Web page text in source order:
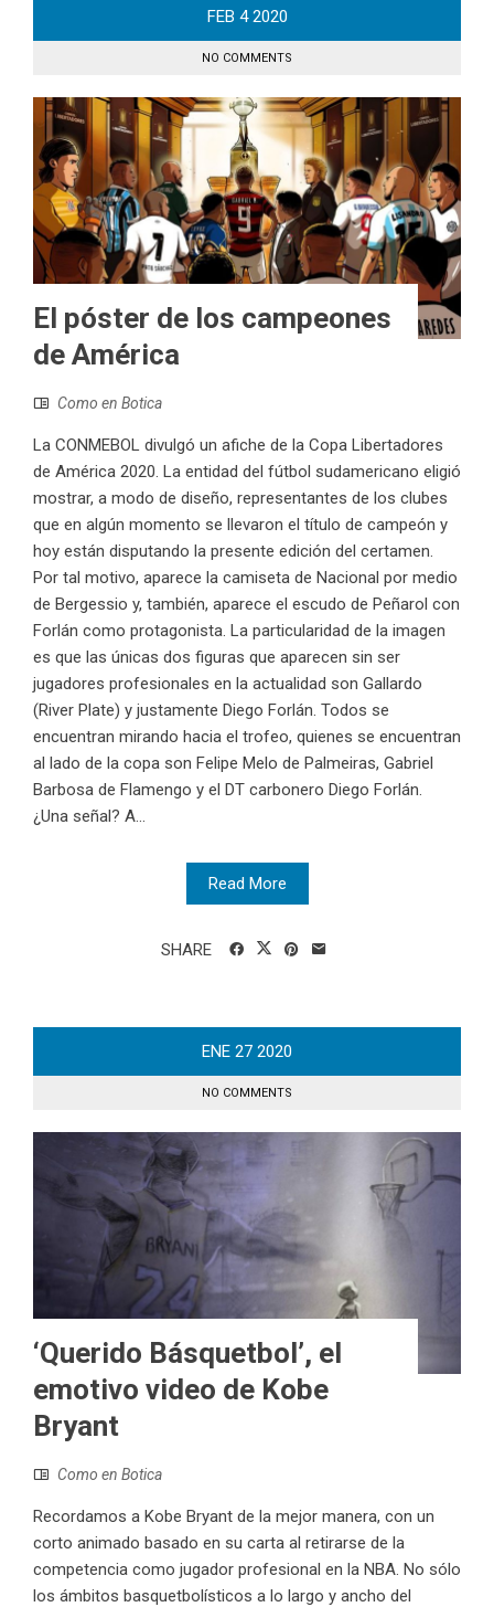
FEB 4 2020
NO COMMENTS
El póster de los campeones
de América
Como en Botica
La CONMEBOL divulgó un afiche de la Copa Libertadores
de América 2020. La entidad del fútbol sudamericano eligió
mostrar, a modo de diseño, representantes de los clubes
que en algún momento se llevaron el título de campeón y
hoy están disputando la presente edición del certamen.
Por tal motivo, aparece la camiseta de Nacional por medio
de Bergessio y, también, aparece el escudo de Peñarol con
Forlán como protagonista. La particularidad de la imagen
es que las únicas dos figuras que aparecen sin ser
jugadores profesionales en la actualidad son Gallardo
(River Plate) y justamente Diego Forlán. Todos se
encuentran mirando hacia el trofeo, quienes se encuentran
al lado de la copa son Felipe Melo de Palmeiras, Gabriel
Barbosa de Flamengo y el DT carbonero Diego Forlán.
¿Una señal? A...
Read More
SHARE
ENE 27 2020
NO COMMENTS
‘Querido Básquetbol’, el
emotivo video de Kobe
Bryant
Como en Botica
Recordamos a Kobe Bryant de la mejor manera, con un
corto animado basado en su carta al retirarse de la
competencia como jugador profesional en la NBA. No sólo
los ámbitos basquetbolísticos a lo largo y ancho del